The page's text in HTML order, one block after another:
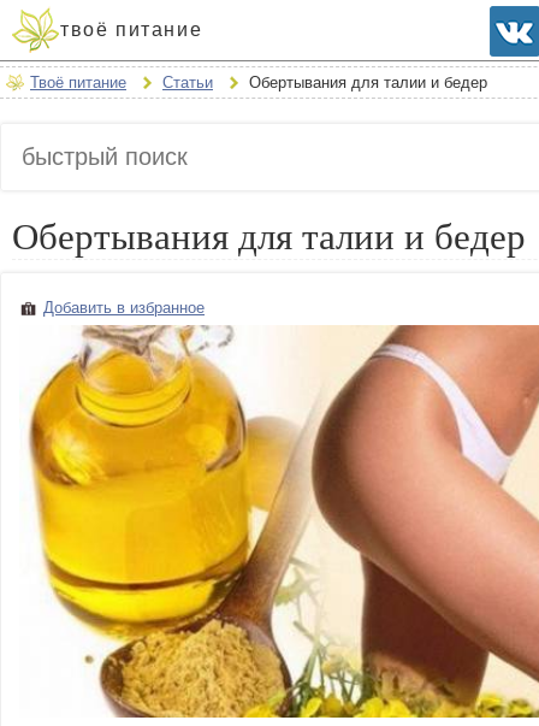
твоё питание
Твоё питание Статьи Обертывания для талии и бедер
Обертывания для талии и бедер
Добавить в избранное